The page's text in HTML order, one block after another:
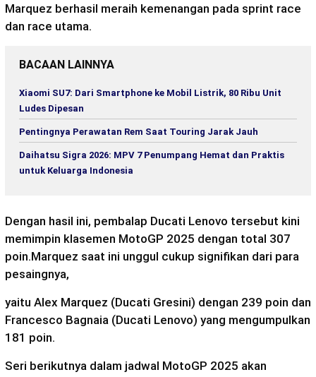
Marquez berhasil meraih kemenangan pada sprint race
dan race utama.
BACAAN LAINNYA
Xiaomi SU7: Dari Smartphone ke Mobil Listrik, 80 Ribu Unit
Ludes Dipesan
Pentingnya Perawatan Rem Saat Touring Jarak Jauh
Daihatsu Sigra 2026: MPV 7 Penumpang Hemat dan Praktis
untuk Keluarga Indonesia
Dengan hasil ini, pembalap Ducati Lenovo tersebut kini
memimpin klasemen MotoGP 2025 dengan total 307
poin.Marquez saat ini unggul cukup signifikan dari para
pesaingnya,
yaitu Alex Marquez (Ducati Gresini) dengan 239 poin dan
Francesco Bagnaia (Ducati Lenovo) yang mengumpulkan
181 poin.
Seri berikutnya dalam jadwal MotoGP 2025 akan